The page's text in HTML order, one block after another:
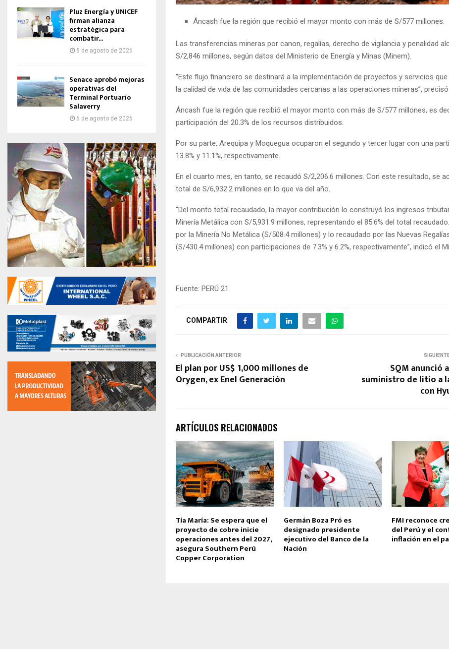
Áncash fue la región que recibió el mayor monto con más de S/577 millones.
Las transferencias mineras por canon, regalías, derecho de vigilancia y penalidad
S/2,846 millones, según datos del Ministerio de Energía y Minas (Minem).
“Este flujo financiero se destinará a la implementación de proyectos y servicios
la calidad de vida de las comunidades cercanas a las operaciones mineras”,
Áncash fue la región que recibió el mayor monto con más de S/577 millones, es
participación del 20.3% de los recursos distribuidos.
Por su parte, Arequipa y Moquegua ocuparon el segundo y tercer lugar con una
13.8% y 11.1%, respectivamente.
En el cuarto mes, en tanto, se recaudó S/2,206.6 millones. Con este resultado, se
total de S/6,932.2 millones en lo que va del año.
“Del monto total recaudado, la mayor contribución lo construyó los ingresos
Minería Metálica con S/5,931.9 millones, representando el 85.6% del total
por la Minería No Metálica (S/508.4 millones) y lo recaudado por las Nuevas
(S/430.4 millones) con participaciones de 7.3% y 6.2%, respectivamente”, indicó el
Fuente: PERÚ 21
COMPARTIR
PUBLICACIÓN ANTERIOR
El plan por US$ 1,000 millones de
Orygen, ex Enel Generación
SQM anunció
suministro de litio a
con
ARTÍCULOS RELACIONADOS
Tía María: Se espera que el
proyecto de cobre inicie
operaciones antes del 2027,
asegura Southern Perú
Copper Corporation
Germán Boza Pró es
designado presidente
ejecutivo del Banco de la
Nación
FMI reconoce
del Perú y el
inflación en el
Pluz Energía y UNICEF
firman alianza
estratégica para
combatir...
6 de agosto de 2026
Senace aprobó mejoras
operativas del
Terminal Portuario
Salaverry
6 de agosto de 2026